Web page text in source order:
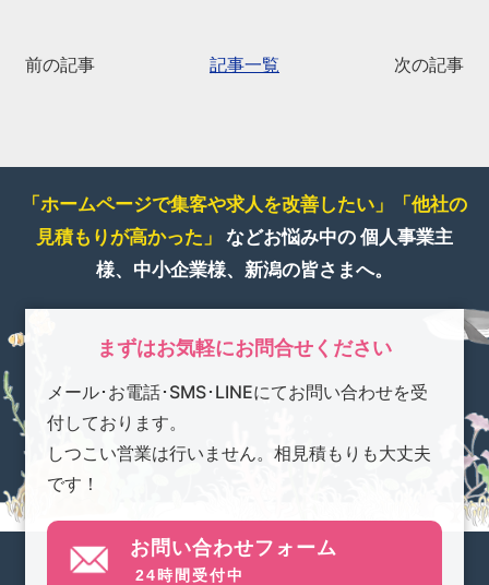
前の記事 記事一覧 次の記事
「ホームページで集客や求人を改善したい」
「他社の
見積もりが高かった」 などお悩み中の 個人事業主
様、中小企業様、新潟の皆さまへ。
まずはお気軽にお問合せください
メール･お電話･SMS･LINEにてお問い合わせを受
付しております。
しつこい営業は行いません。相見積もりも大丈夫
です！
お問い合わせフォーム
24時間受付中